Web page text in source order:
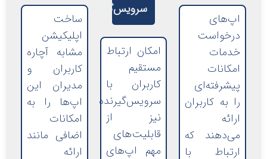
اپ‌های
درخواست
خدمات
امکانات
پیشرفته‌ای
را به کاربران
می‌دهند که
ارتباط با
سرویس‌گیرنده
امکان ارتباط
مستقیم
کاربران با
سرویس‌گیرنده
نیز از
قابلیت‌های
مهم اپ‌های
ساخت
اپلیکیشن‌
مشابه آچاره
کاربران و
مدیران این
اپ‌ها را به
امکانات
اضافی مانند
ارائه